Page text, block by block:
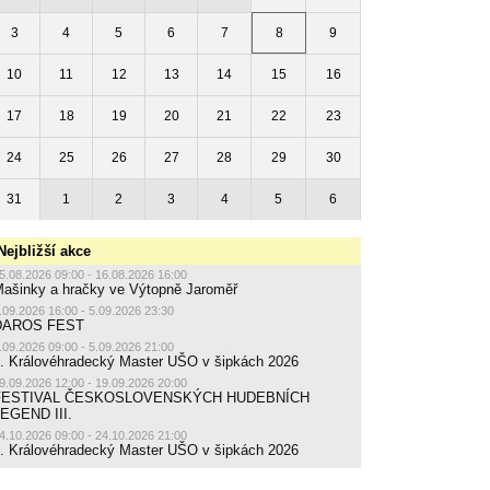
3 4 5 6 7 8 9
10 11 12 13 14 15 16
17 18 19 20 21 22 23
24 25 26 27 28 29 30
31 1 2 3 4 5 6
Nejbližší akce
09:00 - 16.08.2026 16:00
a hračky ve Výtopně Jaroměř
16:00 - 5.09.2026 23:30
FEST
09:00 - 5.09.2026 21:00
Královéhradecký Master UŠO v šipkách 2026
12:00 - 19.09.2026 20:00
ČESKOSLOVENSKÝCH HUDEBNÍCH
III.
09:00 - 24.10.2026 21:00
Královéhradecký Master UŠO v šipkách 2026